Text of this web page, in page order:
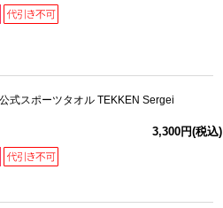
式スポーツタオル TEKKEN Sergei
3,300円(税込)